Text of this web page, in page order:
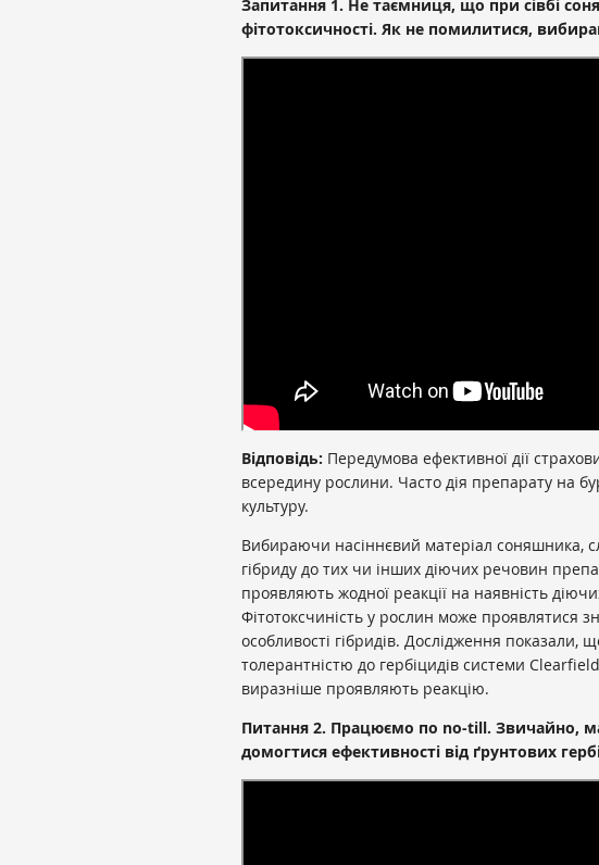
Запитання 1. Не таємниця, що при сівбі
фітотоксичності. Як не помилитися,
Відповідь: Передумова ефективної дії
всередину рослини. Часто дія препарату на
культуру.
Вибираючи насіннєвий матеріал соняшника,
гібриду до тих чи інших діючих речовин
проявляють жодної реакції на наявність
Фітотоксчиність у рослин може проявлятися
особливості гібридів. Дослідження показали,
толерантністю до гербіцидів системи
виразніше проявляють реакцію.
Питання 2. Працюємо по no-till. Звичайно,
домогтися ефективності від ґрунтових